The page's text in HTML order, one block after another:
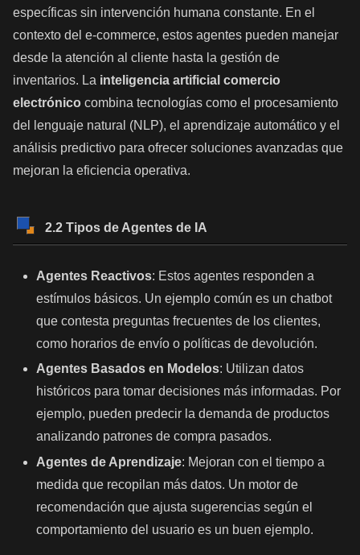
específicas sin intervención humana constante. En el
contexto del e-commerce, estos agentes pueden manejar
desde la atención al cliente hasta la gestión de
inventarios. La inteligencia artificial comercio
electrónico combina tecnologías como el procesamiento
del lenguaje natural (NLP), el aprendizaje automático y el
análisis predictivo para ofrecer soluciones avanzadas que
mejoran la eficiencia operativa.
2.2 Tipos de Agentes de IA
Agentes Reactivos: Estos agentes responden a
estímulos básicos. Un ejemplo común es un chatbot
que contesta preguntas frecuentes de los clientes,
como horarios de envío o políticas de devolución.
Agentes Basados en Modelos: Utilizan datos
históricos para tomar decisiones más informadas. Por
ejemplo, pueden predecir la demanda de productos
analizando patrones de compra pasados.
Agentes de Aprendizaje: Mejoran con el tiempo a
medida que recopilan más datos. Un motor de
recomendación que ajusta sugerencias según el
comportamiento del usuario es un buen ejemplo.